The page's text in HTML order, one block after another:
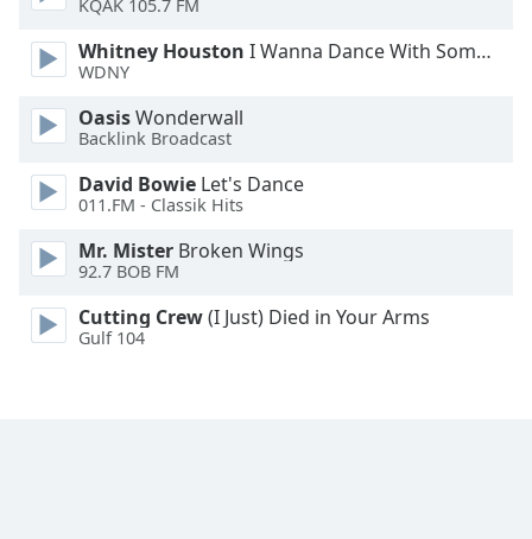
Size
Text
Edge
Style
Font
Reset
Done
KQAK 105.7 FM
Whitney Houston I Wanna Dance With Somebody
WDNY
OasisWonderwall
Backlink Broadcast
David Bowie Let's Dance
011.FM - Classik Hits
Mr. Mister Broken Wings
92.7 BOB FM
Cutting Crew(I Just) Died in Your Arms
Gulf 104